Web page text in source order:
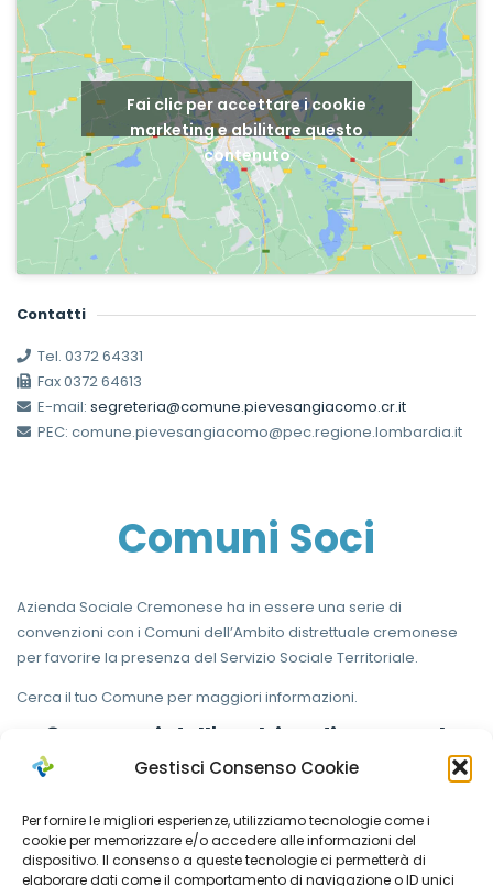
Gestisci Consenso Cookie
Per fornire le migliori esperienze, utilizziamo tecnologie come i
cookie per memorizzare e/o accedere alle informazioni del
dispositivo. Il consenso a queste tecnologie ci permetterà di
elaborare dati come il comportamento di navigazione o ID unici
Fai clic per accettare i cookie
marketing e abilitare questo
contenuto
Contatti
Tel. 0372 64331
Fax 0372 64613
E-mail: segreteria@comune.pievesangiacomo.cr.it
PEC: comune.pievesangiacomo@pec.regione.lombardia.it
Comuni Soci
Azienda Sociale Cremonese ha in essere una serie di
convenzioni con i Comuni dell’Ambito distrettuale cremonese
per favorire la presenza del Servizio Sociale Territoriale.
Cerca il tuo Comune per maggiori informazioni.
I 48 Comuni dell'Ambito distrettuale
cremonese
Comuni Soci